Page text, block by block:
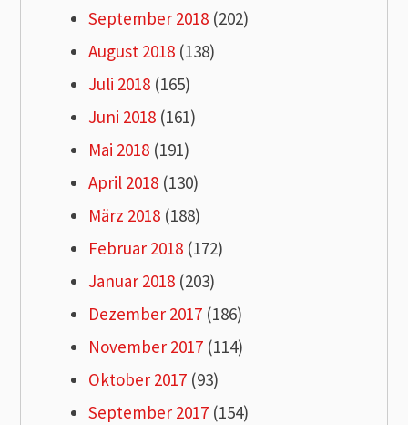
September 2018 (202)
August 2018 (138)
Juli 2018 (165)
Juni 2018 (161)
Mai 2018 (191)
April 2018 (130)
März 2018 (188)
Februar 2018 (172)
Januar 2018 (203)
Dezember 2017 (186)
November 2017 (114)
Oktober 2017 (93)
September 2017 (154)